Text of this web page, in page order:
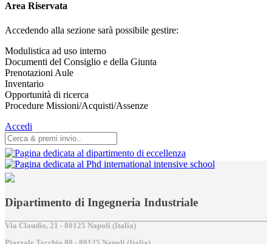
Area Riservata
Accedendo alla sezione sarà possibile gestire:
Modulistica ad uso interno
Documenti del Consiglio e della Giunta
Prenotazioni Aule
Inventario
Opportunità di ricerca
Procedure Missioni/Acquisti/Assenze
Accedi
Dipartimento di Ingegneria Industriale
Via Claudio, 21 - 80125 Napoli (Italia)